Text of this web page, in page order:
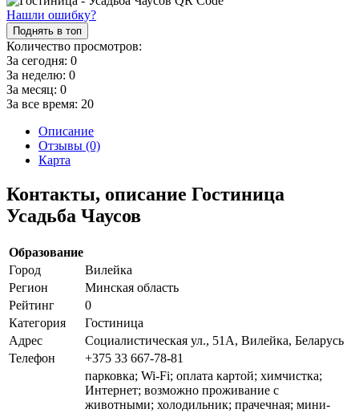
Нашли ошибку?
Поднять в топ
Количество просмотров:
За сегодня: 0
За неделю: 0
За месяц: 0
За все время: 20
Описание
Отзывы (0)
Карта
Контакты, описание Гостиница
Усадьба Чаусов
Образование
Город
Вилейка
Регион
Минская область
Рейтинг
0
Категория
Гостиница
Адрес
Социалистическая ул., 51А, Вилейка, Беларусь
Телефон
+375 33 667-78-81
парковка; Wi-Fi; оплата картой; химчистка;
Интернет; возможно проживание с
животными; холодильник; прачечная; мини-